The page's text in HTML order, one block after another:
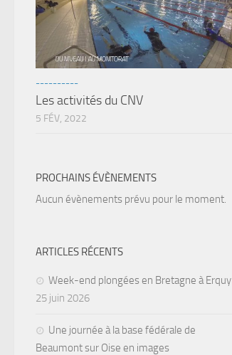
----------
Les activités du CNV
5 FÉV, 2022
PROCHAINS ÉVÈNEMENTS
Aucun évènements prévu pour le moment.
ARTICLES RÉCENTS
Week-end plongées en Bretagne à Erquy
25 juin 2026
Une journée à la base fédérale de
Beaumont sur Oise en images